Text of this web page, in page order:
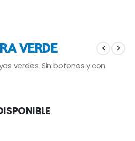
VERDE
verdes. Sin botones y con